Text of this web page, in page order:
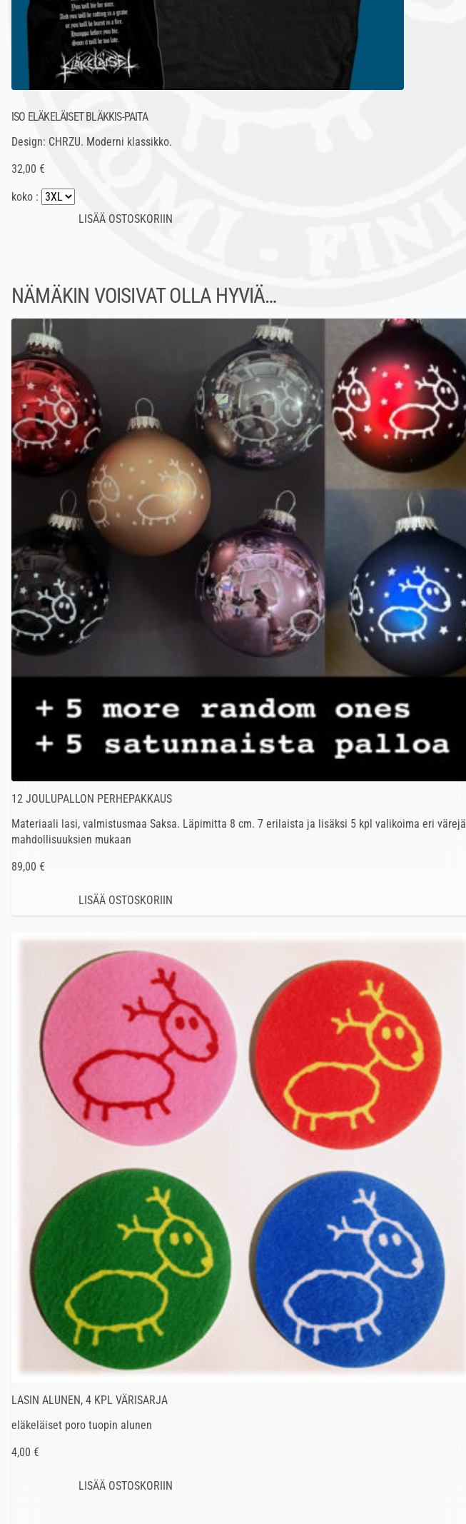
ISO ELÄKELÄISET BLÄKKIS-PAITA
Design: CHRZU. Moderni klassikko.
32,00 €
koko :
NÄMÄKIN VOISIVAT OLLA HYVIÄ…
12 JOULUPALLON PERHEPAKKAUS
Materiaali lasi, valmistusmaa Saksa. Läpimitta 8 cm. 7 erilaista ja lisäksi 5 kpl valikoima eri värejä
mahdollisuuksien mukaan
89,00 €
LASIN ALUNEN, 4 KPL VÄRISARJA
eläkeläiset poro tuopin alunen
4,00 €